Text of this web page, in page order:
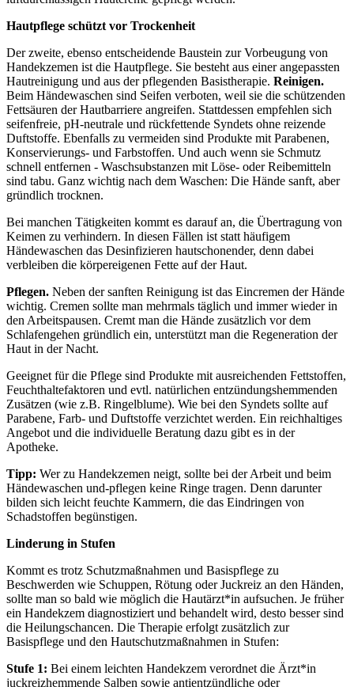
Hautpflege schützt vor Trockenheit
Der zweite, ebenso entscheidende Baustein zur Vorbeugung von
Handekzemen ist die Hautpflege. Sie besteht aus einer angepassten
Hautreinigung und aus der pflegenden Basistherapie. Reinigen.
Beim Händewaschen sind Seifen verboten, weil sie die schützenden
Fettsäuren der Hautbarriere angreifen. Stattdessen empfehlen sich
seifenfreie, pH-neutrale und rückfettende Syndets ohne reizende
Duftstoffe. Ebenfalls zu vermeiden sind Produkte mit Parabenen,
Konservierungs- und Farbstoffen. Und auch wenn sie Schmutz
schnell entfernen - Waschsubstanzen mit Löse- oder Reibemitteln
sind tabu. Ganz wichtig nach dem Waschen: Die Hände sanft, aber
gründlich trocknen.
Bei manchen Tätigkeiten kommt es darauf an, die Übertragung von
Keimen zu verhindern. In diesen Fällen ist statt häufigem
Händewaschen das Desinfizieren hautschonender, denn dabei
verbleiben die körpereigenen Fette auf der Haut.
Pflegen. Neben der sanften Reinigung ist das Eincremen der Hände
wichtig. Cremen sollte man mehrmals täglich und immer wieder in
den Arbeitspausen. Cremt man die Hände zusätzlich vor dem
Schlafengehen gründlich ein, unterstützt man die Regeneration der
Haut in der Nacht.
Geeignet für die Pflege sind Produkte mit ausreichenden Fettstoffen,
Feuchthaltefaktoren und evtl. natürlichen entzündungshemmenden
Zusätzen (wie z.B. Ringelblume). Wie bei den Syndets sollte auf
Parabene, Farb- und Duftstoffe verzichtet werden. Ein reichhaltiges
Angebot und die individuelle Beratung dazu gibt es in der
Apotheke.
Tipp: Wer zu Handekzemen neigt, sollte bei der Arbeit und beim
Händewaschen und-pflegen keine Ringe tragen. Denn darunter
bilden sich leicht feuchte Kammern, die das Eindringen von
Schadstoffen begünstigen.
Linderung in Stufen
Kommt es trotz Schutzmaßnahmen und Basispflege zu
Beschwerden wie Schuppen, Rötung oder Juckreiz an den Händen,
sollte man so bald wie möglich die Hautärzt*in aufsuchen. Je früher
ein Handekzem diagnostiziert und behandelt wird, desto besser sind
die Heilungschancen. Die Therapie erfolgt zusätzlich zur
Basispflege und den Hautschutzmaßnahmen in Stufen:
Stufe 1: Bei einem leichten Handekzem verordnet die Ärzt*in
juckreizhemmende Salben sowie antientzündliche oder